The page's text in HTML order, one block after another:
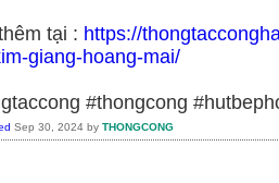
tại : https://
giang-hoang-mai/
#thongcong
Sep 30, 2024 by THONGCONG